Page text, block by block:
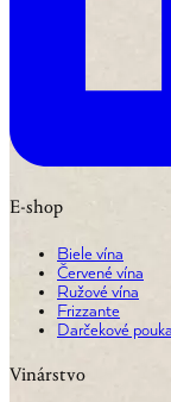
E-shop
Biele vína
Červené vína
Ružové vína
Frizzante
Darčekové
Vinárstvo